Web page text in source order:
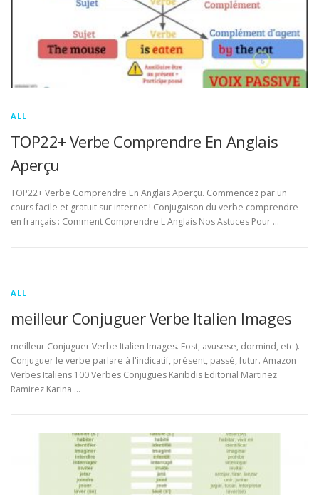
ALL
TOP22+ Verbe Comprendre En Anglais
Aperçu
TOP22+ Verbe Comprendre En Anglais Aperçu. Commencez par un
cours facile et gratuit sur internet ! Conjugaison du verbe comprendre
en français : Comment Comprendre L Anglais Nos Astuces Pour …
ALL
meilleur Conjuguer Verbe Italien Images
meilleur Conjuguer Verbe Italien Images. Fost, avusese, dormind, etc ).
Conjuguer le verbe parlare à l'indicatif, présent, passé, futur. Amazon
Verbes Italiens 100 Verbes Conjugues Karibdis Editorial Martinez
Ramirez Karina …